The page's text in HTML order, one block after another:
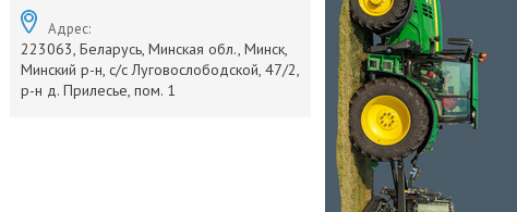
Адрес:
223063, Беларусь, Минская обл., Минск,
Минский р-н, с/с Луговослободской, 47/2,
р-н д. Прилесье, пом. 1